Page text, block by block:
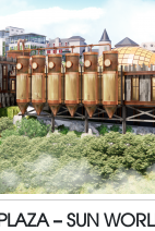
– SUN